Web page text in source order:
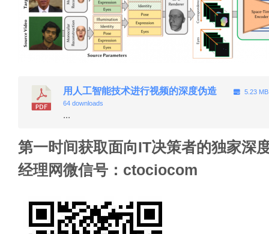
用人工智能技术进行视频的深度伪造
5.23
64 downloads
...
第一时间获取面向IT决策者的独家深
经理网微信号：ctociocom